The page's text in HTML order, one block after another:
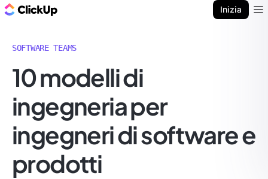
Inizia
SOFTWARE TEAMS
10 modelli di
ingegneria per
ingegneri di software e
prodotti